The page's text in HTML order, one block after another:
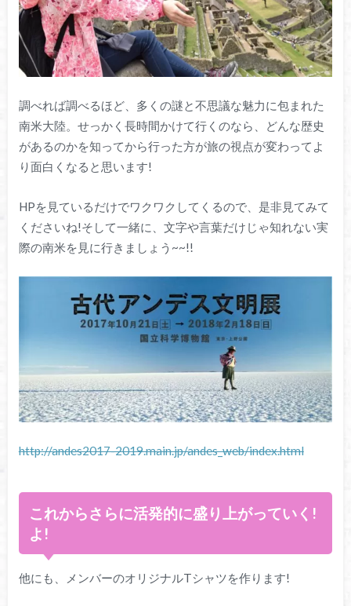
調べれば調べるほど、多くの謎と不思議な魅力に包まれた
南米大陸。せっかく長時間かけて行くのなら、どんな歴史
があるのかを知ってから行った方が旅の視点が変わってよ
り面白くなると思います!
HPを見ているだけでワクワクしてくるので、是非見てみて
くださいね!そして一緒に、文字や言葉だけじゃ知れない実
際の南米を見に行きましょう~~!!
http://andes2017-2019.main.jp/andes_web/index.html
これからさらに活発的に盛り上がっていく!
よ!
他にも、メンバーのオリジナルTシャツを作ります!